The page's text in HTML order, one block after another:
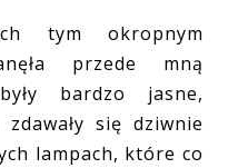
tym okropnym
przede mną
bardzo jasne,
się dziwnie
lampach, które co